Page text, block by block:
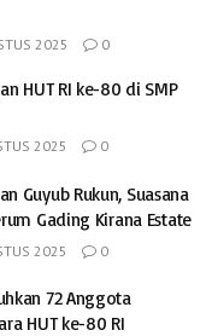
2025 0
HUT RI ke-80 di SMP
2025 0
Guyub Rukun, Suasana
Gading Kirana Estate
2025 0
72 Anggota
HUT ke-80 RI